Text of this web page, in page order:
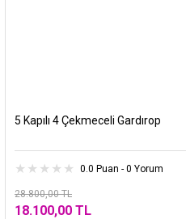
5 Kapılı 4 Çekmeceli Gardırop
0.0 Puan - 0 Yorum
28.800,00 TL
18.100,00 TL